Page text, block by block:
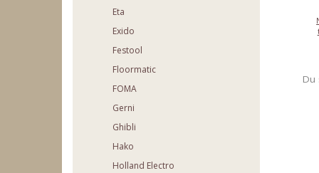
Eta
Exido
Festool
Floormatic
FOMA
Gerni
Ghibli
Hako
Holland Electro
Du